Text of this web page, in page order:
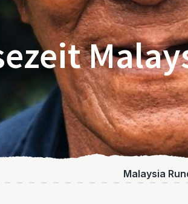
Malaysia